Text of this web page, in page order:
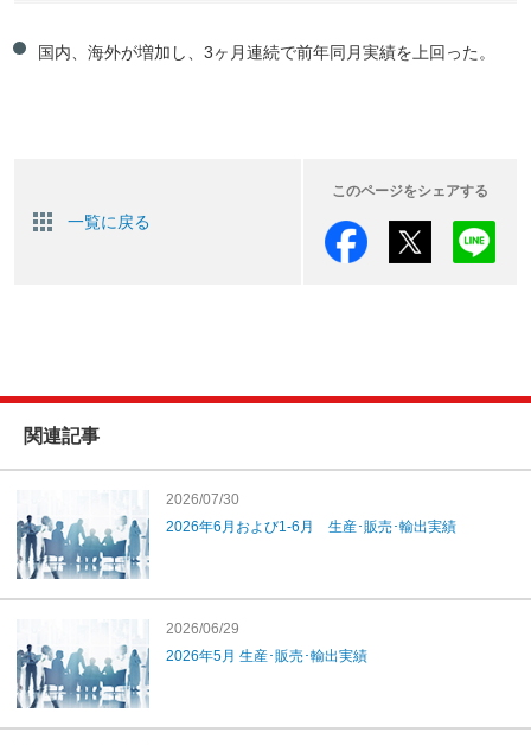
国内、海外が増加し、3ヶ月連続で前年同月実績を上回った。
一覧に戻る
このページをシェアする
関連記事
2026/07/30
2026年6月および1-6月 生産･販売･輸出実績
2026/06/29
2026年5月 生産･販売･輸出実績